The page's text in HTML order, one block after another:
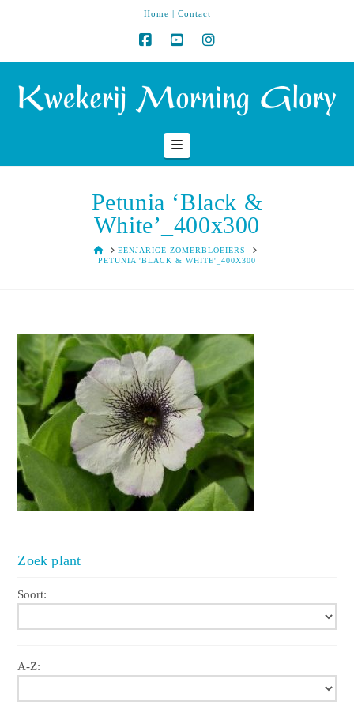
Home | Contact
Navigation
Petunia ‘Black &
White’_400x300
HOMEEENJARIGE ZOMERBLOEIERS
PETUNIA 'BLACK & WHITE'_400X300
Zoek plant
Soort:
A-Z: